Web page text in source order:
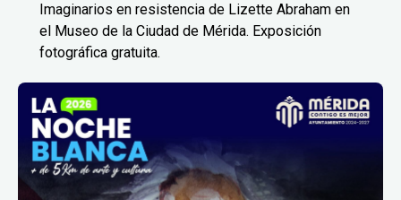
Imaginarios en resistencia de Lizette Abraham en
el Museo de la Ciudad de Mérida. Exposición
fotográfica gratuita.